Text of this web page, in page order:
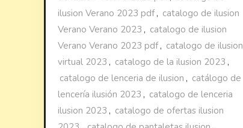
ilusion Verano 2023 pdf, catalogo de ilusion
Verano Verano 2023 , catalogo de ilusion
Verano Verano 2023 pdf, catalogo de ilusion
virtual 2023 , catalogo de la ilusion 2023 ,
catalogo de lenceria de ilusion , catálogo de
lencería ilusión 2023 , catalogo de lenceria
ilusion 2023 , catalogo de ofertas ilusion